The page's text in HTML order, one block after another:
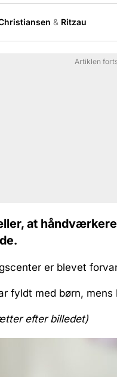
& Ritzau
Artiklen
at håndværkere
er blevet
fyldt med børn,
efter billedet)